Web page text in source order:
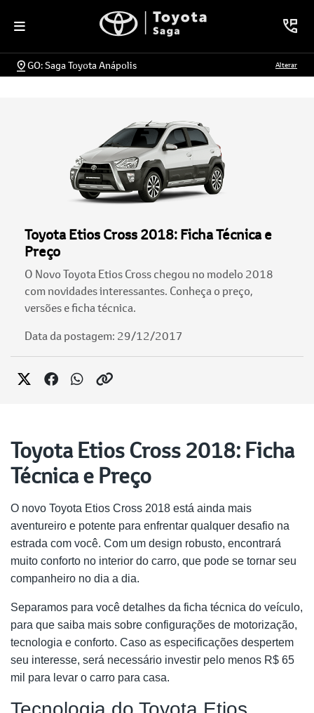
GO: Saga Toyota Anápolis Alterar
Toyota Etios Cross 2018: Ficha Técnica e
Preço
O Novo Toyota Etios Cross chegou no modelo 2018
com novidades interessantes. Conheça o preço,
versões e ficha técnica.
Data da postagem: 29/12/2017
Toyota Etios Cross 2018: Ficha
Técnica e Preço
O novo Toyota Etios Cross 2018 está ainda mais
aventureiro e potente para enfrentar qualquer desafio na
estrada com você. Com um design robusto, encontrará
muito conforto no interior do carro, que pode se tornar seu
companheiro no dia a dia.
Separamos para você detalhes da ficha técnica do veículo,
para que saiba mais sobre configurações de motorização,
tecnologia e conforto. Caso as especificações despertem
seu interesse, será necessário investir pelo menos R$ 65
mil para levar o carro para casa.